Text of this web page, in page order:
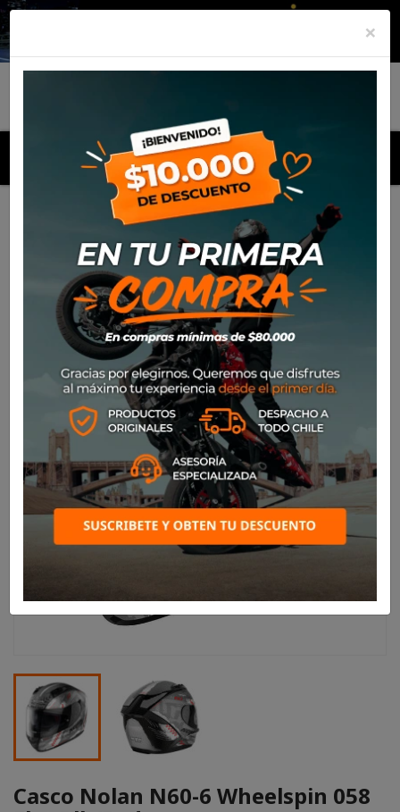
MENU
Productos Cascos
Casco Nolan N60-6 Wheelspin
058 Flat Blk/Red
Casco Nolan N60-6 Wheelspin 058
×